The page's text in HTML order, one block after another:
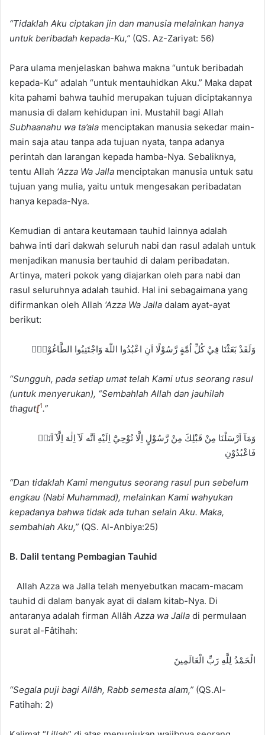
“Tidaklah Aku ciptakan jin dan manusia melainkan hanya
untuk beribadah kepada-Ku,” (QS. Az-Zariyat: 56)
Para ulama menjelaskan bahwa makna “untuk beribadah
kepada-Ku” adalah “untuk mentauhidkan Aku.” Maka dapat
kita pahami bahwa tauhid merupakan tujuan diciptakannya
manusia di dalam kehidupan ini. Mustahil bagi Allah
Subhaanahu wa ta’ala menciptakan manusia sekedar main-
main saja atau tanpa ada tujuan nyata, tanpa adanya
perintah dan larangan kepada hamba-Nya. Sebaliknya,
tentu Allah ‘Azza Wa Jalla menciptakan manusia untuk satu
tujuan yang mulia, yaitu untuk mengesakan peribadatan
hanya kepada-Nya.
Kemudian di antara keutamaan tauhid lainnya adalah
bahwa inti dari dakwah seluruh nabi dan rasul adalah untuk
menjadikan manusia bertauhid di dalam peribadatan.
Artinya, materi pokok yang diajarkan oleh para nabi dan
rasul seluruhnya adalah tauhid. Hal ini sebagaimana yang
difirmankan oleh Allah ‘Azza Wa Jalla dalam ayat-ayat
berikut:
وَلَقَدْ بَعَثْنَا فِيْ كُلِّ اُمَّةٍ رَّسُوْلًا اَنِ اعْبُدُوا اللّٰهَ وَاجْتَنِبُوا الطَّاغُوْتَۚ
“Sungguh, pada setiap umat telah Kami utus seorang rasul
(untuk menyerukan), “Sembahlah Allah dan jauhilah
thagut[1.”
وَمَآ اَرْسَلْنَا مِنْ قَبْلِكَ مِنْ رَّسُوْلٍ اِلَّا نُوْحِيْٓ اِلَيْهِ اَنَّه لَآ اِلٰهَ اِلَّآ اَنَا۠
فَاعْبُدُوْنِ
“Dan tidaklah Kami mengutus seorang rasul pun sebelum
engkau (Nabi Muhammad), melainkan Kami wahyukan
kepadanya bahwa tidak ada tuhan selain Aku. Maka,
sembahlah Aku,” (QS. Al-Anbiya:25)
B. Dalil tentang Pembagian Tauhid
Allah Azza wa Jalla telah menyebutkan macam-macam
tauhid di dalam banyak ayat di dalam kitab-Nya. Di
antaranya adalah firman Allâh Azza wa Jalla di permulaan
surat al-Fâtihah:
الْحَمْدُ لِلَّهِ رَبِّ الْعَالَمِينَ
“Segala puji bagi Allâh, Rabb semesta alam,” (QS.Al-
Fatihah: 2)